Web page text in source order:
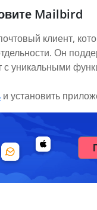
Mailbird
клиент,
Он
с уникальными
и установить